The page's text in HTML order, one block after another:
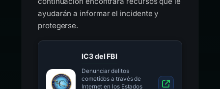
ayudarán a informar el incidente y
protegerse.
IC3 del FBI
Denunciar delitos
cometidos a través de
Internet en los Estados